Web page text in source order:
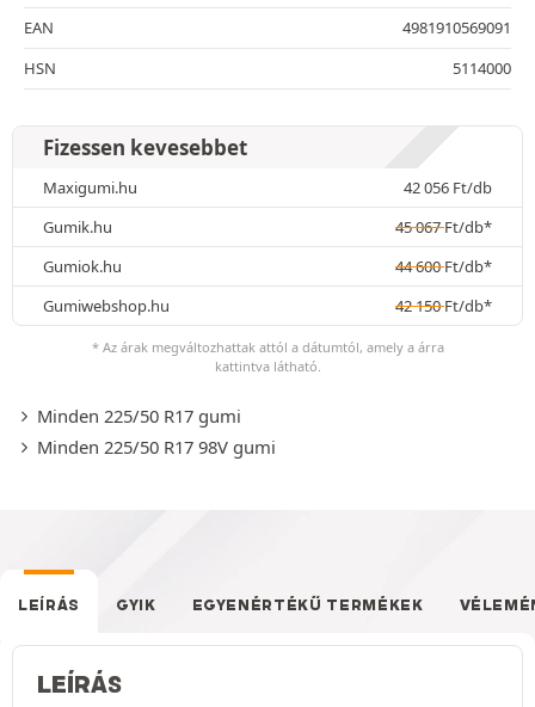
EAN
4981910569091
HSN
5114000
Fizessen kevesebbet
Maxigumi.hu 42 056 Ft/db
Gumik.hu
45 067 Ft/db*
Gumiok.hu
44 600 Ft/db*
Gumiwebshop.hu
42 150 Ft/db*
* Az árak megváltozhattak attól a dátumtól, amely a árra
kattintva látható.
Minden 225/50 R17 gumi
Minden 225/50 R17 98V gumi
LEÍRÁS GYIK EGYENÉRTÉKŰ TERMÉKEK
LEÍRÁS